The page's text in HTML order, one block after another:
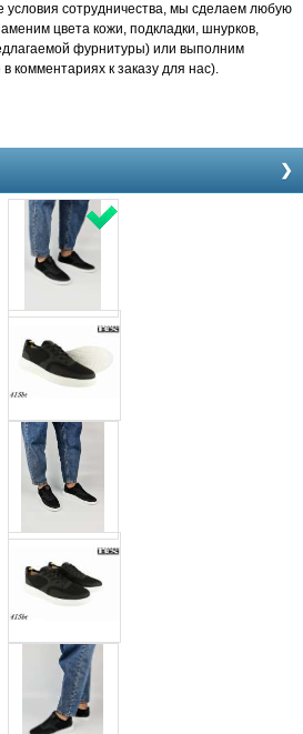
условия сотрудничества, мы сделаем любую
цвета кожи, подкладки, шнурков,
фурнитуры) или выполним
комментариях к заказу для нас).